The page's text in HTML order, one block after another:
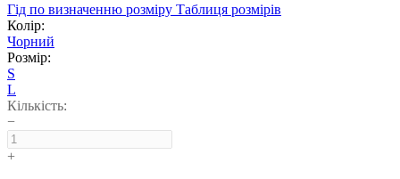
Гід по визначенню розміру Таблиця розмірів
Колір:
Чорний
Розмір:
S
L
Кількість:
−
+